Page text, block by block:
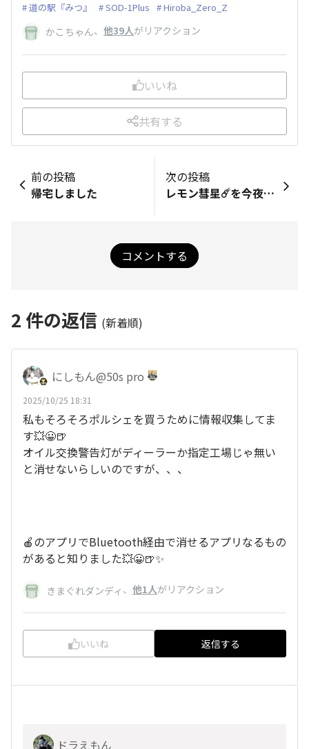
道の駅『みつ』 SOD-1Plus Hiroba_Zero_Z
かこちゃん、 他39人がリアクション
いいね
共有する
前の投稿
帰宅しました
次の投稿
レモン彗星☄️を今夜も撮りに行きましたが・・・
コメントする
2 件の返信 (新着順)
にしもん@50s pro
2025/10/25 18:31
私もそろそろポルシェを買うために情報収集してま
す💥😀🍺
オイル交換警告灯がディーラーか指定工場じゃ無い
と消せないらしいのですが、、、
🍎のアプリでBluetooth経由で消せるアプリなるもの
があると知りました💥😀🍺✨
きまぐれダンディ 、 他1人がリアクション
いいね 返信する
ドラえもん